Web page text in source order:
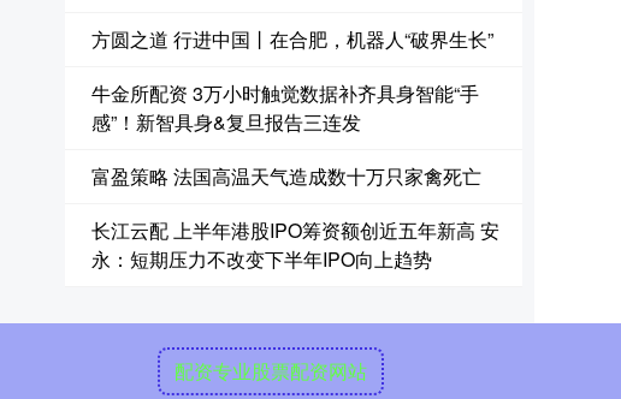
方圆之道 行进中国丨在合肥，机器人“破界生长”
牛金所配资 3万小时触觉数据补齐具身智能“手
感”！新智具身&复旦报告三连发
富盈策略 法国高温天气造成数十万只家禽死亡
长江云配 上半年港股IPO筹资额创近五年新高 安
永：短期压力不改变下半年IPO向上趋势
配资专业股票配资网站